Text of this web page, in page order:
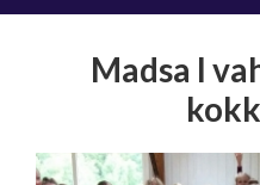
Madsa I